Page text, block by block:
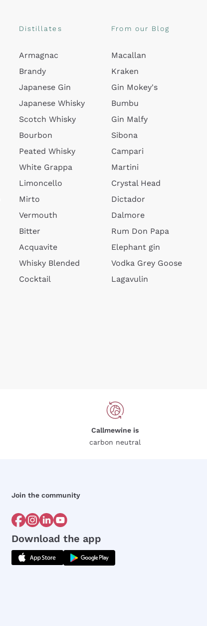
Distillates
Armagnac
Brandy
Japanese Gin
Japanese Whisky
Scotch Whisky
Bourbon
Peated Whisky
White Grappa
Limoncello
Mirto
Vermouth
Bitter
Acquavite
Whisky Blended
Cocktail
From our Blog
Macallan
Kraken
Gin Mokey's
Bumbu
Gin Malfy
Sibona
Campari
Martini
Crystal Head
Dictador
Dalmore
Rum Don Papa
Elephant gin
Vodka Grey Goose
Lagavulin
Callmewine is
carbon neutral
Join the community
Download the app